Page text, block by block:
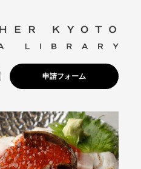
申請フォーム